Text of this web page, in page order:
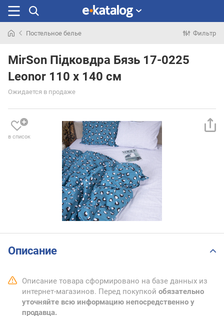
раньше
Постельное белье Фильтр
MirSon Підковдра Бязь 17-0225
Leonor 110 x 140 см
Ожидается в продаже
в список
Описание
Описание товара сформировано на базе данных из
интернет-магазинов. Перед покупкой обязательно
уточняйте всю информацию непосредственно у
продавца.